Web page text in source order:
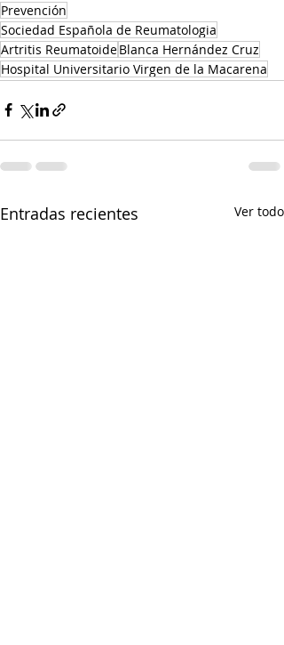
Prevención
Sociedad Española de Reumatologia
Artritis ReumatoideBlanca Hernández Cruz
Hospital Universitario Virgen de la Macarena
Entradas recientes Ver todo